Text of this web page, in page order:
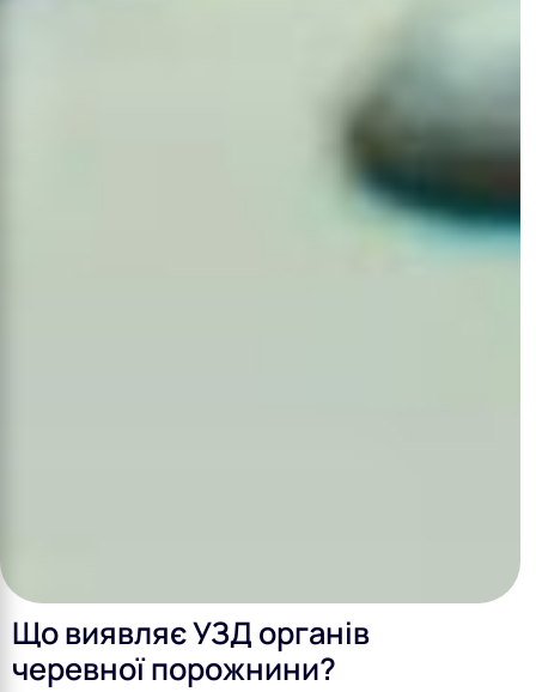
Що виявляє УЗД органів
черевної порожнини?